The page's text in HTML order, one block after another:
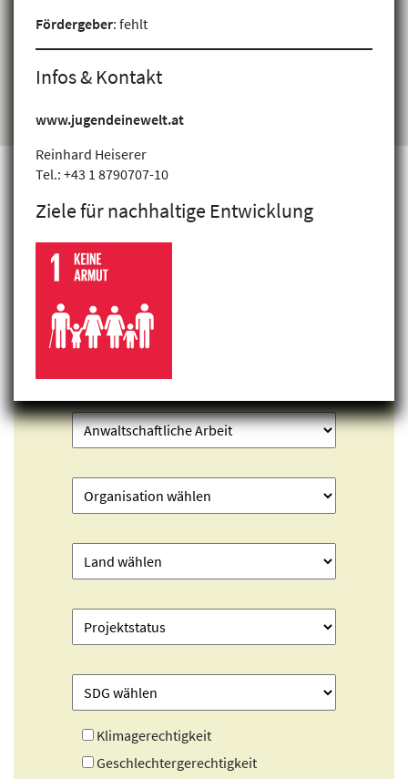
Klimagerechtigkeit
Geschlechtergerechtigkeit
Fördergeber: fehlt
Infos & Kontakt
www.jugendeinewelt.at
Reinhard Heiserer
Tel.: +43 1 8790707-10
Ziele für nachhaltige Entwicklung